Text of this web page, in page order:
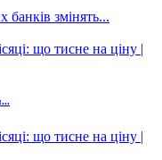
змінять...